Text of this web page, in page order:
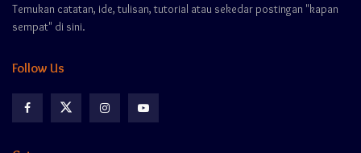
Temukan catatan, ide, tulisan, tutorial atau sekedar postingan "kapan
sempat" di sini.
Follow Us